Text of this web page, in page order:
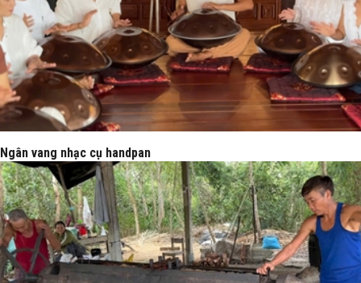
Ngân vang nhạc cụ handpan